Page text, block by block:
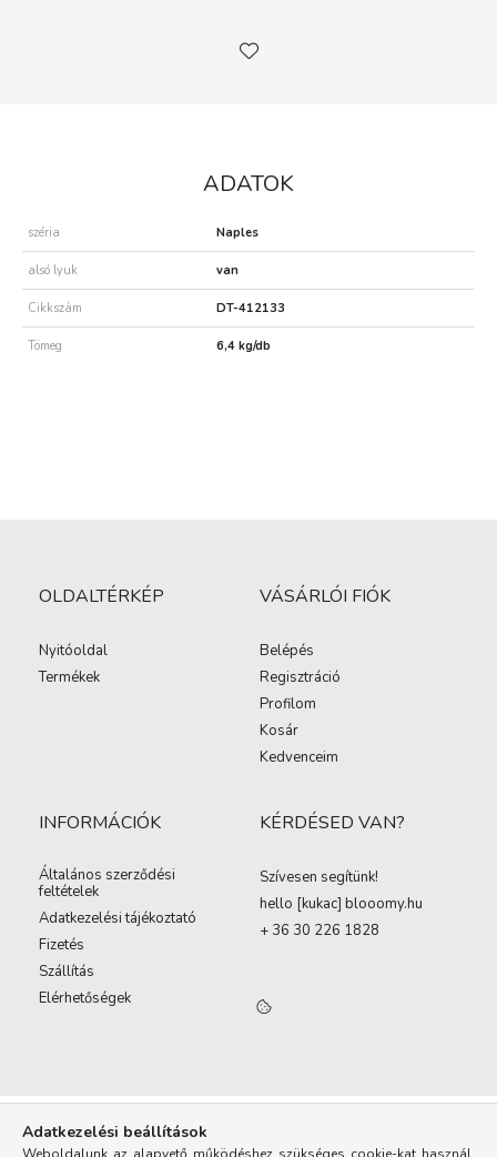
ADATOK
széria Naples
alsó lyuk van
Cikkszám DT-412133
Tömeg 6,4 kg/db
OLDALTÉRKÉP
Nyitóoldal
Termékek
VÁSÁRLÓI FIÓK
Belépés
Regisztráció
Profilom
Kosár
Kedvenceim
INFORMÁCIÓK
Általános szerződési
feltételek
Adatkezelési tájékoztató
Fizetés
Szállítás
Elérhetőségek
KÉRDÉSED VAN?
Szívesen segítünk!
hello [kukac] blooomy.hu
+ 36 30 226 1828
Adatkezelési beállítások